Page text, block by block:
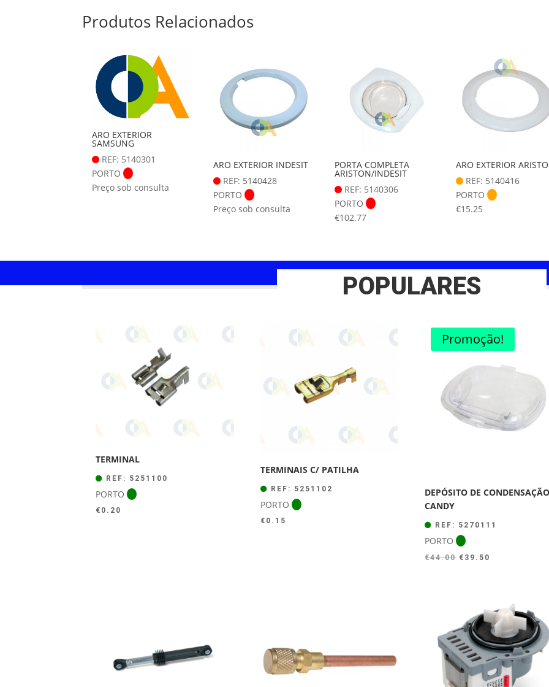
Produtos Relacionados
ARO EXTERIOR
SAMSUNG
REF: 5140301
PORTO
Preço sob consulta
ARO EXTERIOR INDESIT
REF: 5140428
PORTO
Preço sob consulta
PORTA COMPLETA
ARISTON/INDESIT
REF: 5140306
PORTO
€102.77
ARO EXTERIOR
REF: 5140416
PORTO
€15.25
POPULARES
TERMINAL
REF: 5251100
PORTO
€ 0.20
TERMINAIS C/ PATILHA
REF: 5251102
PORTO
€ 0.15
Promoção!
DEPÓSITO DE
CANDY
REF: 5270111
PORTO
€44.00 O
€44.00.
€ 39.50
€39.50.